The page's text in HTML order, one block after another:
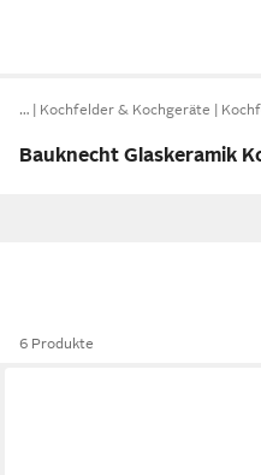
… Kochfelder & Kochgeräte
Bauknecht Glaskeramik
6 Produkte